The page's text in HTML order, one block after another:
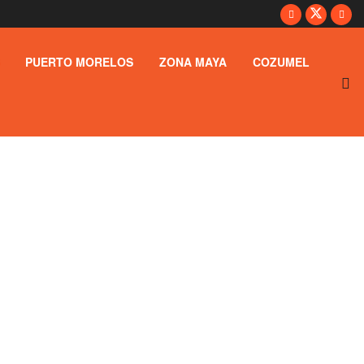
PUERTO MORELOS ZONA MAYA COZUMEL